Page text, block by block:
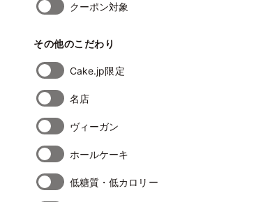
クーポン対象
その他のこだわり
Cake.jp限定
名店
ヴィーガン
ホールケーキ
低糖質・低カロリー